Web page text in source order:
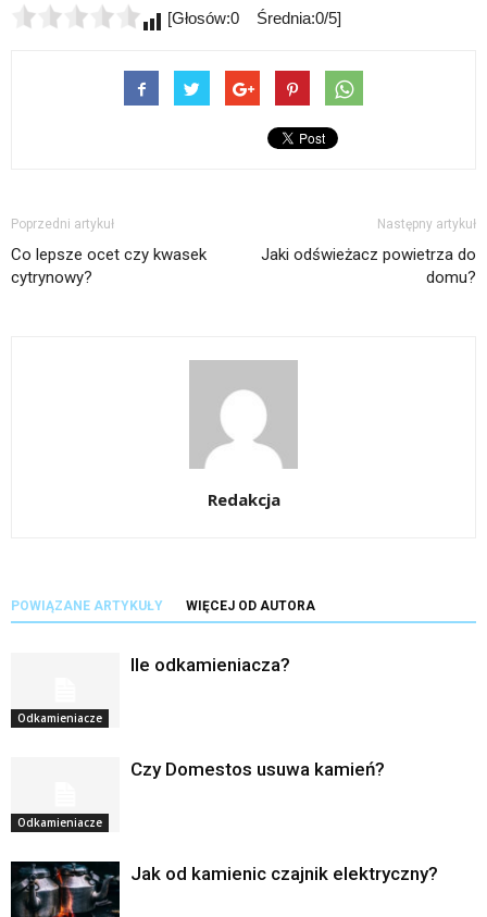
[Głosów:0 Średnia:0/5]
Poprzedni artykuł
Co lepsze ocet czy kwasek
cytrynowy?
Następny artykuł
Jaki odświeżacz powietrza do
domu?
Redakcja
POWIĄZANE ARTYKUŁY WIĘCEJ OD AUTORA
Odkamieniacze
Ile odkamieniacza?
Odkamieniacze
Czy Domestos usuwa kamień?
Jak od kamienic czajnik elektryczny?